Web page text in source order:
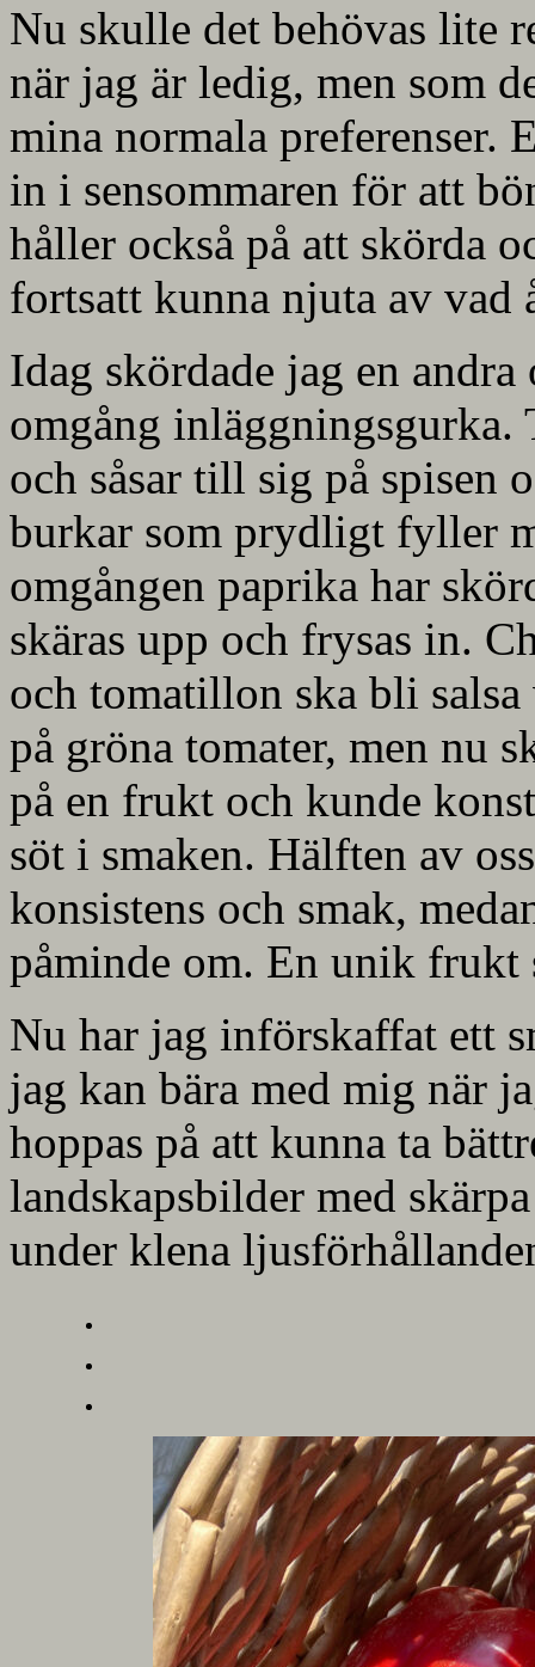
Nu skulle det behövas lite
när jag är ledig, men som
mina normala preferenser.
in i sensommaren för att
håller också på att skörda
fortsatt kunna njuta av
Idag skördade jag en
omgång inläggningsgurka.
och såsar till sig på spisen
burkar som prydligt fyller
omgången paprika har
skäras upp och frysas in.
och tomatillon ska bli
på gröna tomater, men nu
på en frukt och kunde
söt i smaken. Hälften av
konsistens och smak,
påminde om. En unik frukt
Nu har jag införskaffat ett
jag kan bära med mig när
hoppas på att kunna ta
landskapsbilder med
under klena